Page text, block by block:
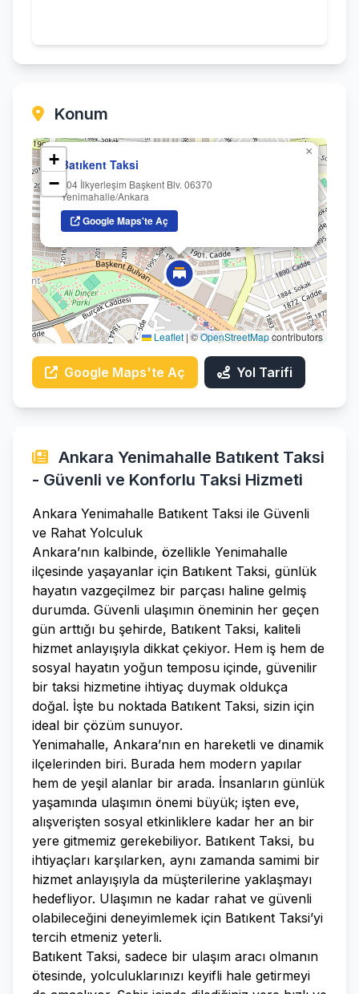
Konum
Batıkent Taksi
204 İlkyerleşim Başkent Blv. 06370
Yenimahalle/Ankara
Google Maps'te Aç
×
+
−
Leaflet |©OpenStreetMapcontributors
Google Maps'te Aç Yol Tarifi
Ankara Yenimahalle Batıkent Taksi
- Güvenli ve Konforlu Taksi Hizmeti
Ankara Yenimahalle Batıkent Taksi ile Güvenli
ve Rahat Yolculuk
Ankara’nın kalbinde, özellikle Yenimahalle
ilçesinde yaşayanlar için Batıkent Taksi, günlük
hayatın vazgeçilmez bir parçası haline gelmiş
durumda. Güvenli ulaşımın öneminin her geçen
gün arttığı bu şehirde, Batıkent Taksi, kaliteli
hizmet anlayışıyla dikkat çekiyor. Hem iş hem de
sosyal hayatın yoğun temposu içinde, güvenilir
bir taksi hizmetine ihtiyaç duymak oldukça
doğal. İşte bu noktada Batıkent Taksi, sizin için
ideal bir çözüm sunuyor.
Yenimahalle, Ankara’nın en hareketli ve dinamik
ilçelerinden biri. Burada hem modern yapılar
hem de yeşil alanlar bir arada. İnsanların günlük
yaşamında ulaşımın önemi büyük; işten eve,
alışverişten sosyal etkinliklere kadar her an bir
yere gitmemiz gerekebiliyor. Batıkent Taksi, bu
ihtiyaçları karşılarken, aynı zamanda samimi bir
hizmet anlayışıyla da müşterilerine yaklaşmayı
hedefliyor. Ulaşımın ne kadar rahat ve güvenli
olabileceğini deneyimlemek için Batıkent Taksi’yi
tercih etmeniz yeterli.
Batıkent Taksi, sadece bir ulaşım aracı olmanın
ötesinde, yolculuklarınızı keyifli hale getirmeyi